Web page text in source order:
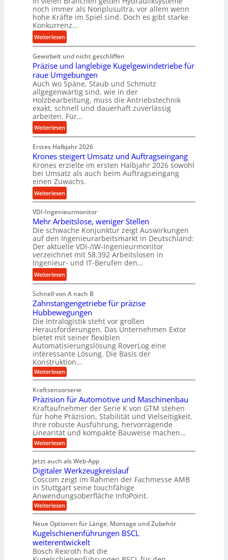
r
m
a
n
c
b
e
i
m
D
r
ü
c
k
p
r
o
z
e
s
noch immer als Nonplusultra, vor allem wenn
hohe Kräfte im Spiel sind. Doch es gibt starke
Konkurrenz…
Weiterlesen:
K
u
g
e
l
g
e
w
i
n
e
r
i
b
u
n
d
H
y
d
r
a
l
i
k
i
m
V
e
r
g
e
c
h
Gewirbelt und nicht geschliffen
Präzise und langlebige Kugelgewindetriebe für
raue Umgebungen
Auch wo Späne, Staub und Schmutz
allgegenwärtig sind, wie in der
Holzbearbeitung, muss die Antriebstechnik
exakt, schnell und dauerhaft zuverlässig
arbeiten. Für…
Weiterlesen:
P
r
ä
z
i
s
e
u
n
d
l
a
n
g
e
b
i
g
e
K
u
g
e
l
g
e
w
i
n
d
e
t
i
e
b
e
f
ü
r
r
a
u
Erstes Halbjahr 2026
Krones steigert Umsatz und Auftragseingang
Krones erzielte im ersten Halbjahr 2026 sowohl
bei Umsatz als auch beim Auftragseingang
einen Zuwachs.
Weiterlesen:
K
r
o
n
e
s
s
t
e
g
e
r
t
U
m
s
a
t
u
n
d
A
u
f
t
r
a
g
s
e
i
g
a
n
VDI-Ingenieurmonitor
Mehr Arbeitslose, weniger Stellen
Die schwache Konjunktur zeigt Auswirkungen
auf den Ingenieurarbeitsmarkt in Deutschland:
Der aktuelle VDI-/IW-Ingenieurmonitor
verzeichnet mit 58.392 Arbeitslosen in
Ingenieur- und IT-Berufen den…
Weiterlesen:
M
e
h
r
A
r
b
e
i
t
s
l
o
s
e
,
w
e
n
i
g
e
r
S
t
e
l
l
e
Schnell von A nach B
Zahnstangengetriebe für präzise
Hubbewegungen
Die Intralogistik steht vor großen
Herausforderungen. Das Unternehmen Extor
bietet mit seiner flexiblen
Automatisierungslösung RoverLog eine
interessante Lösung. Die Basis der
Konstruktion…
Weiterlesen:
Z
h
n
s
t
a
n
g
e
n
e
t
r
i
e
b
e
f
r
p
r
ä
z
Kraftsensorserie
Präzision für Automotive und Maschinenbau
Kraftaufnehmer der Serie K von GTM stehen
für hohe Präzision, Stabilität und Vielseitigkeit.
Ihre robuste Ausführung, hervorragende
Linearität und kompakte Bauweise machen…
Weiterlesen:
P
ä
z
i
s
i
o
n
f
r
A
u
t
o
Jetzt auch als Web-App
Digitaler Werkzeugkreislauf
Coscom zeigt im Rahmen der Fachmesse AMB
in Stuttgart seine touchfähige
Anwendungsoberfläche InfoPoint.
Weiterlesen:
D
g
i
t
a
l
Neue Optionen für Länge, Montage und Zubehör
Kugelschienenführungen BSCL
weiterentwickelt
Bosch Rexroth hat die